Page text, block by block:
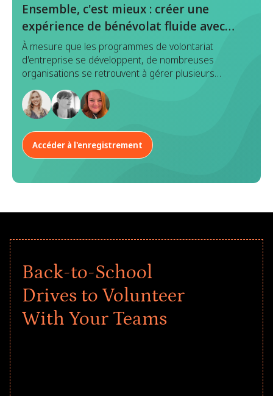
Ensemble, c'est mieux : créer une
expérience de bénévolat fluide avec
Benevity x Goodera
À mesure que les programmes de volontariat
d'entreprise se développent, de nombreuses
organisations se retrouvent à gérer plusieurs
plateformes en matière de découverte, d'inscription,
d'exécution et de reporting d'événements. Bien que
chaque outil ait un objectif, cette approche
efforts, des données incohérentes et une
expérience disparate à la fois pour les responsables
Accéder à l'enregistrement
Back-to-School
Drives to Volunteer
With Your Teams